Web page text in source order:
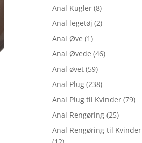
Anal Kugler (8)
Anal legetøj (2)
Anal Øve (1)
Anal Øvede (46)
Anal øvet (59)
Anal Plug (238)
Anal Plug til Kvinder (79)
Anal Rengøring (25)
Anal Rengøring til Kvinder